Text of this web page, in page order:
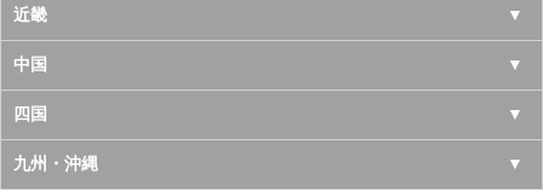
宮城県
秋田県
山形県
福島県
千葉県
埼玉県
茨城県
栃木県
長野県
新潟県
富山県
石川県
愛知県
岐阜県
三重県
静岡県
近畿
大阪府
京都府
兵庫県
中国
鳥取県
島根県
四国
徳島県
九州・沖縄